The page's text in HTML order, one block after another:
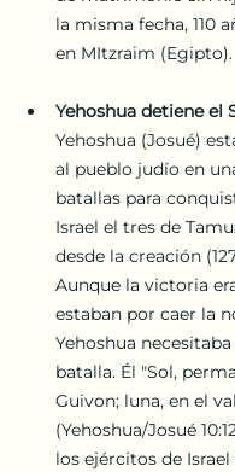
la misma fecha, 110
en MItzraim (Egipto).
Yehoshua detiene el
Yehoshua (Josué)
al pueblo judío en
batallas para
Israel el tres de
desde la creación
Aunque la victoria
estaban por caer la
Yehoshua
batalla. Él "Sol,
Guivon; luna, en el
(Yehoshua/Josué
los ejércitos de